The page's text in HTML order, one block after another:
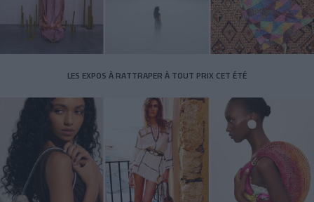
LES EXPOS À RATTRAPER À TOUT PRIX CET ÉTÉ